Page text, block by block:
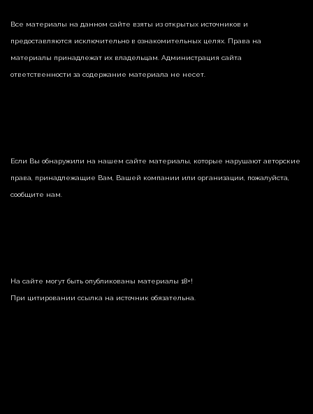
Все материалы на данном сайте взяты из открытых источников и
предоставляются исключительно в ознакомительных целях. Права на
материалы принадлежат их владельцам. Администрация сайта
ответственности за содержание материала не несет.
Если Вы обнаружили на нашем сайте материалы, которые нарушают авторские
права, принадлежащие Вам, Вашей компании или организации, пожалуйста,
сообщите нам.
На сайте могут быть опубликованы материалы 18+!
При цитировании ссылка на источник обязательна.